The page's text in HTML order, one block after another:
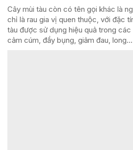
Cây mùi tàu còn có tên gọi khác là
chỉ là rau gia vị quen thuộc, với đặc
tàu được sử dụng hiệu quả trong
cảm cúm, đầy bụng, giảm đau, long...